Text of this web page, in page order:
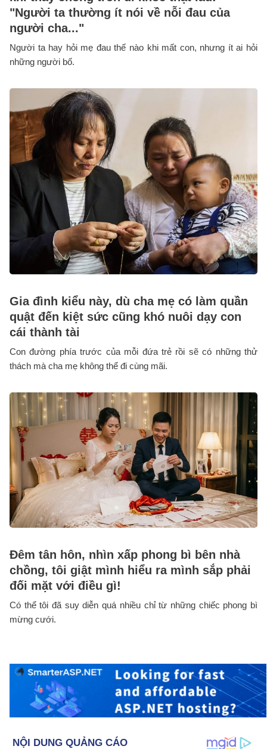
"Người ta thường ít nói về nỗi đau của
người cha..."
Người ta hay hỏi mẹ đau thế nào khi mất con, nhưng ít ai hỏi
những người bố.
Gia đình kiểu này, dù cha mẹ có làm quần
quật đến kiệt sức cũng khó nuôi dạy con
cái thành tài
Con đường phía trước của mỗi đứa trẻ rồi sẽ có những thử
thách mà cha mẹ không thể đi cùng mãi.
Đêm tân hôn, nhìn xấp phong bì bên nhà
chồng, tôi giật mình hiểu ra mình sắp phải
đối mặt với điều gì!
Có thể tôi đã suy diễn quá nhiều chỉ từ những chiếc phong bì
mừng cưới.